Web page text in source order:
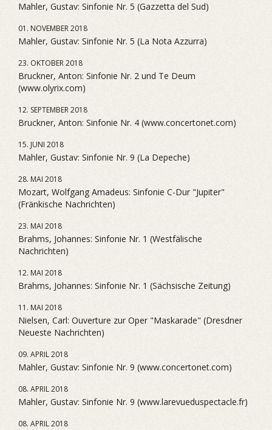
Mahler, Gustav: Sinfonie Nr. 5 (Gazzetta del Sud)
01. NOVEMBER 2018
Mahler, Gustav: Sinfonie Nr. 5 (La Nota Azzurra)
23. OKTOBER 2018
Bruckner, Anton: Sinfonie Nr. 2 und Te Deum
(www.olyrix.com)
12. SEPTEMBER 2018
Bruckner, Anton: Sinfonie Nr. 4 (www.concertonet.com)
15. JUNI 2018
Mahler, Gustav: Sinfonie Nr. 9 (La Depeche)
28. MAI 2018
Mozart, Wolfgang Amadeus: Sinfonie C-Dur "Jupiter"
(Fränkische Nachrichten)
23. MAI 2018
Brahms, Johannes: Sinfonie Nr. 1 (Westfälische
Nachrichten)
12. MAI 2018
Brahms, Johannes: Sinfonie Nr. 1 (Sächsische Zeitung)
11. MAI 2018
Nielsen, Carl: Ouverture zur Oper "Maskarade" (Dresdner
Neueste Nachrichten)
09. APRIL 2018
Mahler, Gustav: Sinfonie Nr. 9 (www.concertonet.com)
08. APRIL 2018
Mahler, Gustav: Sinfonie Nr. 9 (www.larevueduspectacle.fr)
08. APRIL 2018